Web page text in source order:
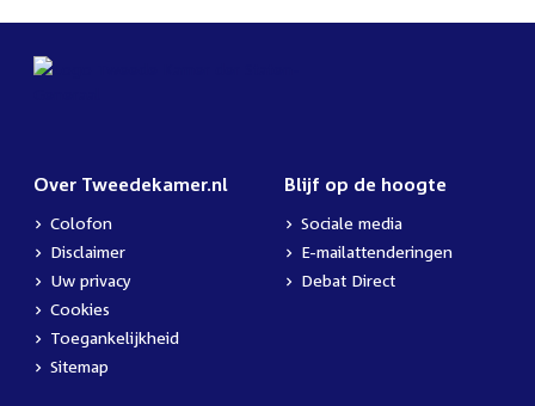
Over Tweedekamer.nl
Colofon
Disclaimer
Uw privacy
Cookies
Toegankelijkheid
Sitemap
Blijf op de hoogte
Sociale media
E-mailattenderingen
Debat Direct